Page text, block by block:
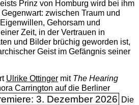
Prinz von Homburg wird bei ihm
zwischen Traum und
Gehorsam und
Zeit, in der Vertrauen in
und Bilder brüchig geworden ist,
Geist im Gefängnis seiner
Ulrike Ottingermit The ­Hearing
Carrington auf die Berliner
3. Dezember 2026 Die